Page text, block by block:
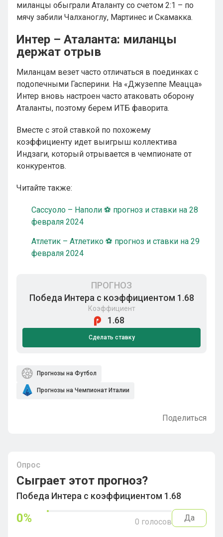
миланцы обыграли Аталанту со счетом 2:1 – по
мячу забили Чалханоглу, Мартинес и Скамакка.
Интер – Аталанта: миланцы
держат отрыв
Миланцам везет часто отличаться в поединках с
подопечными Гасперини. На «Джузеппе Меацца»
Интер вновь настроен часто атаковать оборону
Аталанты, поэтому берем ИТБ фаворита.
Вместе с этой ставкой по похожему
коэффициенту идет выигрыш коллектива
Индзаги, который отрывается в чемпионате от
конкурентов.
Читайте также:
Сассуоло – Наполи ⚽ прогноз и ставки на 28
февраля 2024
Атлетик – Атлетико ⚽ прогноз и ставки на 29
февраля 2024
ПРОГНОЗ
Победа Интера с коэффициентом 1.68
Коэффициент
1.68
Сделать ставку
Прогнозы на Футбол
Прогнозы на Чемпионат Италии
Поделиться
Опрос
Сыграет этот прогноз?
Победа Интера с коэффициентом 1.68
0% 0 голосов Да